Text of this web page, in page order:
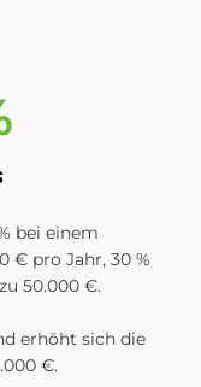
bei einem
€ pro Jahr, 30 %
50.000 €.
erhöht sich die
€.